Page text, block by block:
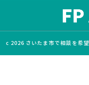
c 2026 さいたま市で相談を希